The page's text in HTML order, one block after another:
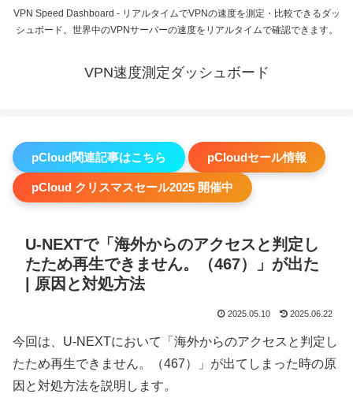
VPN Speed Dashboard - リアルタイムでVPNの速度を測定・比較できるダッ
シュボード。世界中のVPNサーバーの速度をリアルタイムで確認できます。
VPN速度測定ダッシュボード
pCloud関連記事はこちら pCloudセール情報
pCloud クリスマスセール2025 開催中
U-NEXTで「海外からのアクセスと判定し
たため再生できません。（467）」が出た
| 原因と対処方法
2025.05.10 2025.06.22
今回は、U-NEXTにおいて「海外からのアクセスと判定し
たため再生できません。（467）」が出てしまった時の原
因と対処方法を説明します。